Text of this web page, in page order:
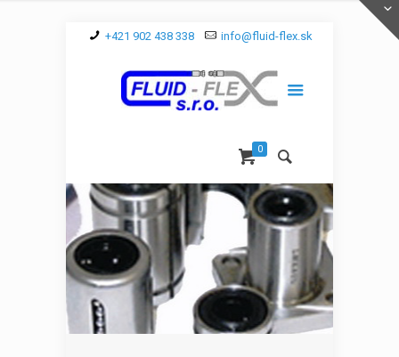
+421 902 438 338 info@fluid-flex.sk
0